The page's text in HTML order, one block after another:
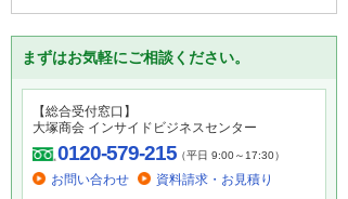
まずはお気軽にご相談ください。
【総合受付窓口】
大塚商会 インサイドビジネスセンター
0120-579-215（平日 9:00～17:30）
お問い合わせ 資料請求・お見積り